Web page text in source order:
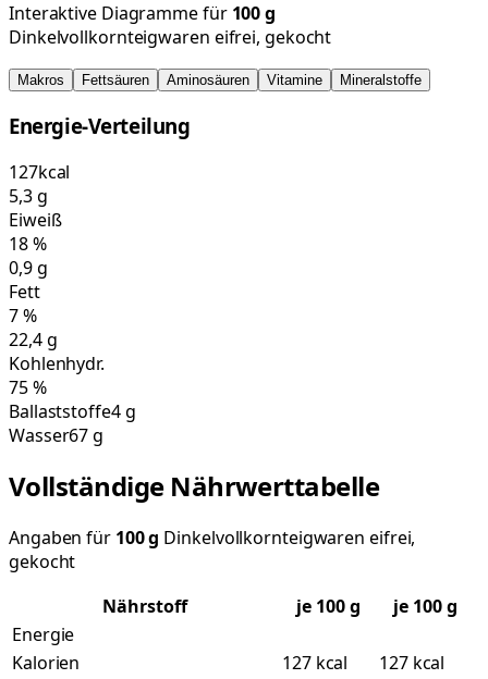
Interaktive Diagramme für 100g
Dinkelvollkornteigwaren eifrei, gekocht
Makros Fettsäuren Aminosäuren Vitamine Mineralstoffe
Energie-Verteilung
127kcal
5,3g
Eiweiß
18%
0,9g
Fett
7%
22,4g
Kohlenhydr.
75%
Ballaststoffe4 g
Wasser67 g
Vollständige Nährwerttabelle
Angaben für 100g Dinkelvollkornteigwaren eifrei,
gekocht
Nährstoff
je 100g
je 100 g
Energie
Kalorien
127 kcal 127 kcal